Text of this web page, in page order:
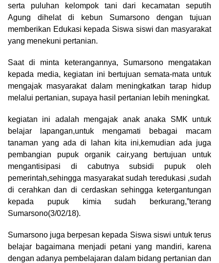
serta puluhan kelompok tani dari kecamatan seputih
Agung dihelat di kebun Sumarsono dengan tujuan
memberikan Edukasi kepada Siswa siswi dan masyarakat
yang menekuni pertanian.
Saat di minta keterangannya, Sumarsono mengatakan
kepada media, kegiatan ini bertujuan semata-mata untuk
mengajak masyarakat dalam meningkatkan tarap hidup
melalui pertanian, supaya hasil pertanian lebih meningkat.
kegiatan ini adalah mengajak anak anaka SMK untuk
belajar lapangan,untuk mengamati bebagai macam
tanaman yang ada di lahan kita ini,kemudian ada juga
pembangian pupuk organik cair,yang bertujuan untuk
mengantisipasi di cabutnya subsidi pupuk oleh
pemerintah,sehingga masyarakat sudah teredukasi ,sudah
di cerahkan dan di cerdaskan sehingga ketergantungan
kepada pupuk kimia sudah berkurang,”terang
Sumarsono(3/02/18).
Sumarsono juga berpesan kepada Siswa siswi untuk terus
belajar bagaimana menjadi petani yang mandiri, karena
dengan adanya pembelajaran dalam bidang pertanian dan